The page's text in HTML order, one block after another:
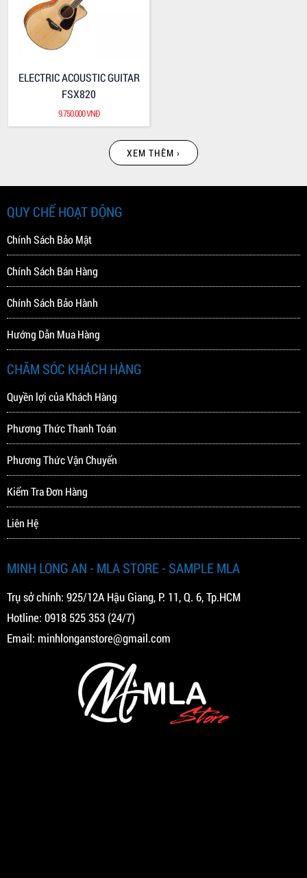
ELECTRIC BASS TRBX504
12.400.000 VNĐ
ELECTRIC ACOUSTIC GUITAR
FSX820
9.750.000 VNĐ
XEM THÊM ›
QUY CHẾ HOẠT ĐỘNG
Chính Sách Bảo Mật
Chính Sách Bán Hàng
Chính Sách Bảo Hành
Hướng Dẫn Mua Hàng
CHĂM SÓC KHÁCH HÀNG
Quyền lợi của Khách Hàng
Phương Thức Thanh Toán
Phương Thức Vận Chuyển
Kiểm Tra Đơn Hàng
Liên Hệ
MINH LONG AN - MLA STORE - SAMPLE MLA
Trụ sở chính: 925/12A Hậu Giang, P. 11, Q. 6, Tp.HCM
Hotline: 0918 525 353 (24/7)
Email: minhlonganstore@gmail.com